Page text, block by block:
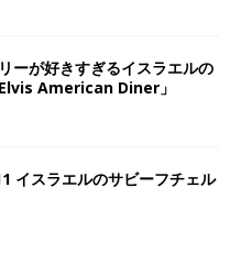
ーが好きすぎるイスラエルの
American Diner」
イスラエルのサビーフチェル